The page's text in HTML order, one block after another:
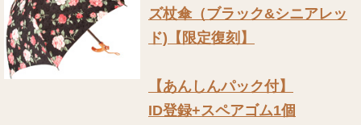
ズ杖傘（ブラック&シニアレッ
ド)【限定復刻】
【あんしんパック付】
ID登録+スペアゴム1個